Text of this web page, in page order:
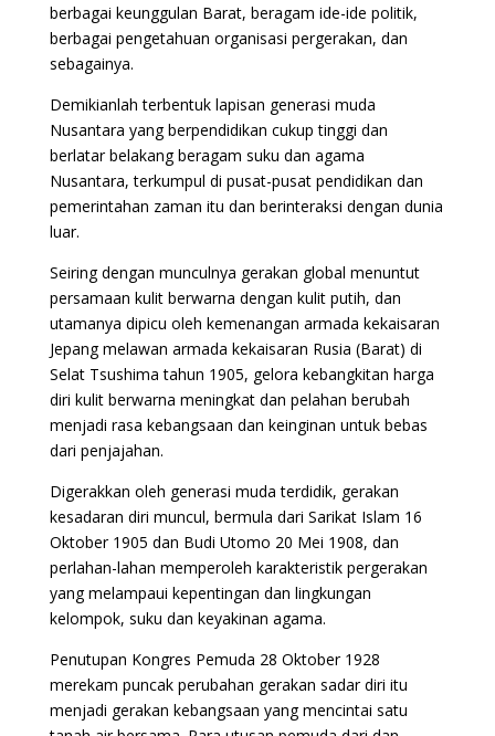
berbagai keunggulan Barat, beragam ide-ide politik,
berbagai pengetahuan organisasi pergerakan, dan
sebagainya.
Demikianlah terbentuk lapisan generasi muda
Nusantara yang berpendidikan cukup tinggi dan
berlatar belakang beragam suku dan agama
Nusantara, terkumpul di pusat-pusat pendidikan dan
pemerintahan zaman itu dan berinteraksi dengan dunia
luar.
Seiring dengan munculnya gerakan global menuntut
persamaan kulit berwarna dengan kulit putih, dan
utamanya dipicu oleh kemenangan armada kekaisaran
Jepang melawan armada kekaisaran Rusia (Barat) di
Selat Tsushima tahun 1905, gelora kebangkitan harga
diri kulit berwarna meningkat dan pelahan berubah
menjadi rasa kebangsaan dan keinginan untuk bebas
dari penjajahan.
Digerakkan oleh generasi muda terdidik, gerakan
kesadaran diri muncul, bermula dari Sarikat Islam 16
Oktober 1905 dan Budi Utomo 20 Mei 1908, dan
perlahan-lahan memperoleh karakteristik pergerakan
yang melampaui kepentingan dan lingkungan
kelompok, suku dan keyakinan agama.
Penutupan Kongres Pemuda 28 Oktober 1928
merekam puncak perubahan gerakan sadar diri itu
menjadi gerakan kebangsaan yang mencintai satu